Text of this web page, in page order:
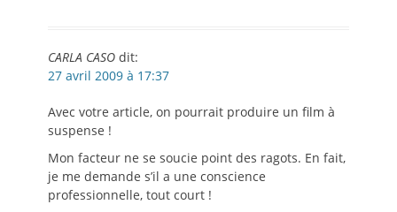
CARLA CASO dit:
27 avril 2009 à 17:37
Avec votre article, on pourrait produire un film à
suspense !
Mon facteur ne se soucie point des ragots. En fait,
je me demande s’il a une conscience
professionnelle, tout court !